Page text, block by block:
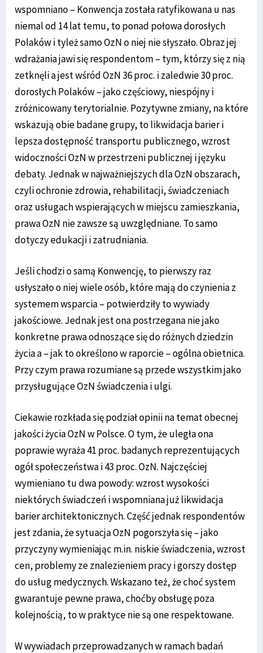
wspomniano – Konwencja została ratyfikowana u nas
niemal od 14 lat temu, to ponad połowa dorosłych
Polaków i tyleż samo OzN o niej nie słyszało. Obraz jej
wdrażania jawi się respondentom – tym, którzy się z nią
zetknęli a jest wśród OzN 36 proc. i zaledwie 30 proc.
dorosłych Polaków – jako częściowy, niespójny i
zróżnicowany terytorialnie. Pozytywne zmiany, na które
wskazują obie badane grupy, to likwidacja barier i
lepsza dostępność transportu publicznego, wzrost
widoczności OzN w przestrzeni publicznej i języku
debaty. Jednak w najważniejszych dla OzN obszarach,
czyli ochronie zdrowia, rehabilitacji, świadczeniach
oraz usługach wspierających w miejscu zamieszkania,
prawa OzN nie zawsze są uwzględniane. To samo
dotyczy edukacji i zatrudniania.
Jeśli chodzi o samą Konwencję, to pierwszy raz
usłyszało o niej wiele osób, które mają do czynienia z
systemem wsparcia – potwierdziły to wywiady
jakościowe. Jednak jest ona postrzegana nie jako
konkretne prawa odnoszące się do różnych dziedzin
życia a – jak to określono w raporcie – ogólna obietnica.
Przy czym prawa rozumiane są przede wszystkim jako
przysługujące OzN świadczenia i ulgi.
Ciekawie rozkłada się podział opinii na temat obecnej
jakości życia OzN w Polsce. O tym, że uległa ona
poprawie wyraża 41 proc. badanych reprezentujących
ogół społeczeństwa i 43 proc. OzN. Najczęściej
wymieniano tu dwa powody: wzrost wysokości
niektórych świadczeń i wspomniana już likwidacja
barier architektonicznych. Część jednak respondentów
jest zdania, że sytuacja OzN pogorszyła się – jako
przyczyny wymieniając m.in. niskie świadczenia, wzrost
cen, problemy ze znalezieniem pracy i gorszy dostęp
do usług medycznych. Wskazano też, że choć system
gwarantuje pewne prawa, choćby obsługę poza
kolejnością, to w praktyce nie są one respektowane.
W wywiadach przeprowadzanych w ramach badań